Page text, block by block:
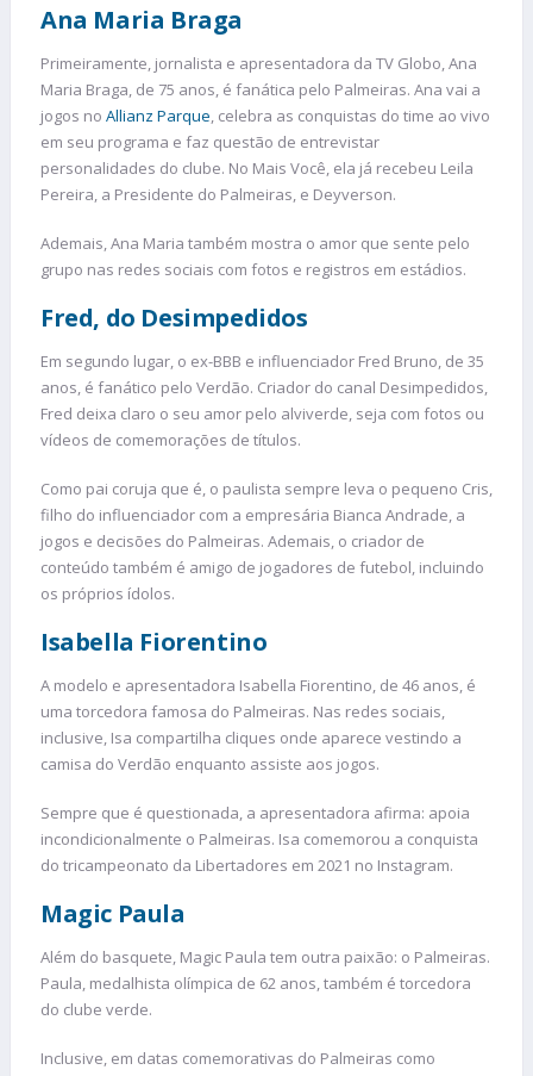
Ana Maria Braga
Primeiramente, jornalista e apresentadora da TV Globo, Ana
Maria Braga, de 75 anos, é fanática pelo Palmeiras. Ana vai a
jogos no Allianz Parque, celebra as conquistas do time ao vivo
em seu programa e faz questão de entrevistar
personalidades do clube. No Mais Você, ela já recebeu Leila
Pereira, a Presidente do Palmeiras, e Deyverson.
Ademais, Ana Maria também mostra o amor que sente pelo
grupo nas redes sociais com fotos e registros em estádios.
Fred, do Desimpedidos
Em segundo lugar, o ex-BBB e influenciador Fred Bruno, de 35
anos, é fanático pelo Verdão. Criador do canal Desimpedidos,
Fred deixa claro o seu amor pelo alviverde, seja com fotos ou
vídeos de comemorações de títulos.
Como pai coruja que é, o paulista sempre leva o pequeno Cris,
filho do influenciador com a empresária Bianca Andrade, a
jogos e decisões do Palmeiras. Ademais, o criador de
conteúdo também é amigo de jogadores de futebol, incluindo
os próprios ídolos.
Isabella Fiorentino
A modelo e apresentadora Isabella Fiorentino, de 46 anos, é
uma torcedora famosa do Palmeiras. Nas redes sociais,
inclusive, Isa compartilha cliques onde aparece vestindo a
camisa do Verdão enquanto assiste aos jogos.
Sempre que é questionada, a apresentadora afirma: apoia
incondicionalmente o Palmeiras. Isa comemorou a conquista
do tricampeonato da Libertadores em 2021 no Instagram.
Magic Paula
Além do basquete, Magic Paula tem outra paixão: o Palmeiras.
Paula, medalhista olímpica de 62 anos, também é torcedora
do clube verde.
Inclusive, em datas comemorativas do Palmeiras como